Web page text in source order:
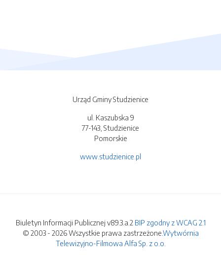
Urząd Gminy Studzienice
ul. Kaszubska 9
77-143, Studzienice
Pomorskie
www.studzienice.pl
Biuletyn Informacji Publicznej v89.3.a.2 BIP zgodny z WCAG 2.1
© 2003 - 2026 Wszystkie prawa zastrzeżone.Wytwórnia
Telewizyjno-Filmowa Alfa Sp. z o.o.